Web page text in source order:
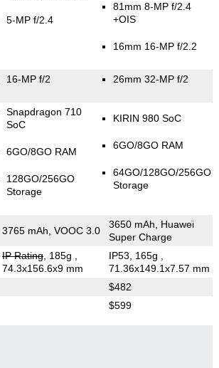
5-MP f/2.4
81mm 8-MP f/2.4
+OIS
16mm 16-MP f/2.2
16-MP f/2 26mm 32-MP f/2
Snapdragon 710
SoC
6GO/8GO RAM
128GO/256GO
Storage
KIRIN 980 SoC
6GO/8GO RAM
64GO/128GO/256GO
Storage
3765 mAh, VOOC 3.0
3650 mAh, Huawei
Super Charge
IP Rating, 185g
74.3x156.6x9 mm
IP53, 165g
71.36x149.1x7.57 mm
$482
$599